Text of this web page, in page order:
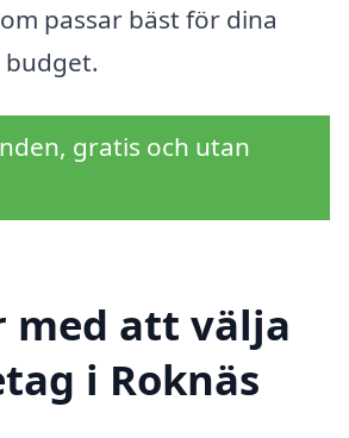
passar bäst för dina
budget.
gratis och utan
med att välja
i Roknäs